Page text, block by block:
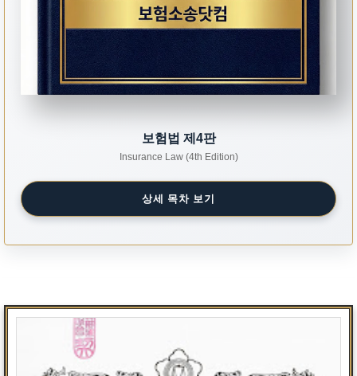
보험법 제4판
Insurance Law (4th Edition)
상세 목차 보기